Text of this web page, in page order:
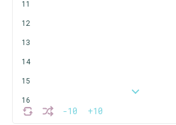
-10 +10
11
12
13
14
15
16
17